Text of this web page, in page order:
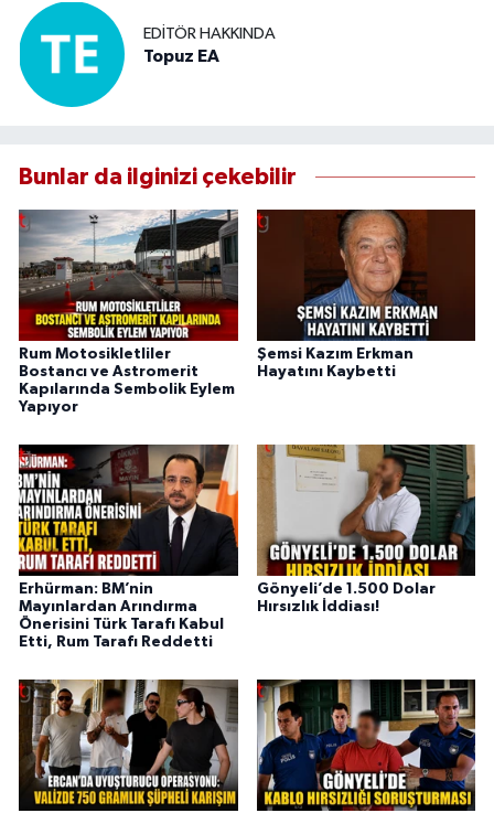
EDITÖR HAKKINDA
Topuz EA
Bunlar da ilginizi çekebilir
Rum Motosikletliler
Bostancı ve Astromerit
Kapılarında Sembolik Eylem
Yapıyor
Şemsi Kazım Erkman
Hayatını Kaybetti
Erhürman: BM’nin
Mayınlardan Arındırma
Önerisini Türk Tarafı Kabul
Etti, Rum Tarafı Reddetti
Gönyeli’de 1.500 Dolar
Hırsızlık İddiası!